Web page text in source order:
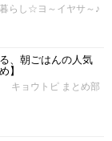
らし☆ヨ～イヤサ～♪
、朝ごはんの人気
】
キョウトピ まとめ部